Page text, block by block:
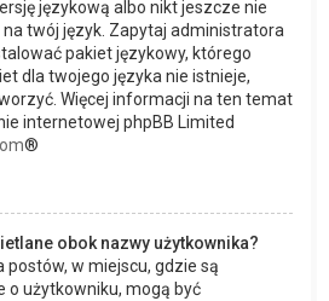
językową albo nikt jeszcze nie
na twój język. Zapytaj administratora
pakiet językowy, którego
dla twojego języka nie istnieje,
Więcej informacji na ten temat
internetowej phpBB Limited
®
obok nazwy użytkownika?
postów, w miejscu, gdzie są
użytkowniku, mogą być